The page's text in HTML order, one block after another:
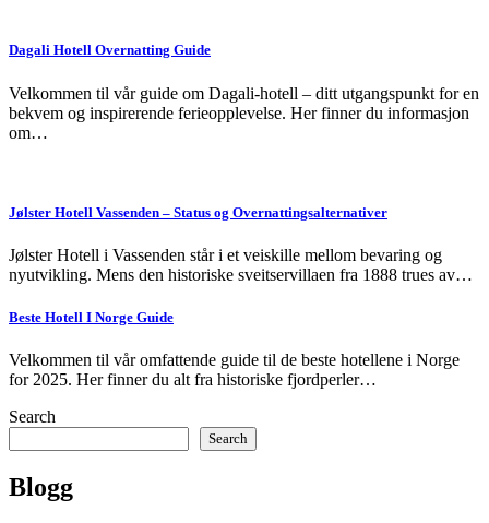
Dagali Hotell Overnatting Guide
Velkommen til vår guide om Dagali-hotell – ditt utgangspunkt for en
bekvem og inspirerende ferieopplevelse. Her finner du informasjon
om…
Jølster Hotell Vassenden – Status og Overnattingsalternativer
Jølster Hotell i Vassenden står i et veiskille mellom bevaring og
nyutvikling. Mens den historiske sveitservillaen fra 1888 trues av…
Beste Hotell I Norge Guide
Velkommen til vår omfattende guide til de beste hotellene i Norge
for 2025. Her finner du alt fra historiske fjordperler…
Search
Search
Blogg